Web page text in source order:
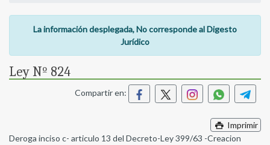
La información desplegada, No corresponde al Digesto
Jurídico
Ley Nº 824
Compartir en:
Imprimir
Deroga inciso c- articulo 13 del Decreto-Ley 399/63 -Creacion